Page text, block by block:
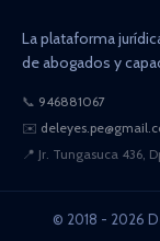
La plataforma
de abogados y
📞 946881067
✉️
📍 Jr. Tungasuca 436,
© 2018 - 2026